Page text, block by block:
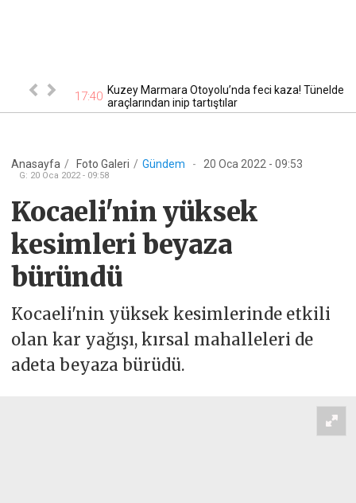
sokağa 17:40 Kuzey Marmara Otoyolu’nda feci kaza! Tünelde
araçlarından inip tartıştılar
Anasayfa / Foto Galeri / Gündem - 20 Oca 2022 - 09:53
G: 20 Oca 2022 - 09:58
Kocaeli'nin yüksek
kesimleri beyaza
büründü
Kocaeli'nin yüksek kesimlerinde etkili
olan kar yağışı, kırsal mahalleleri de
adeta beyaza bürüdü.